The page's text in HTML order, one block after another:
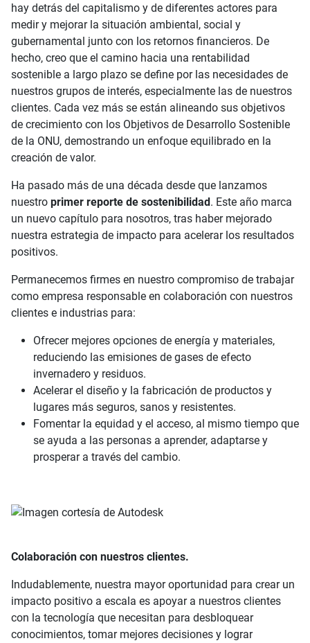
hay detrás del capitalismo y de diferentes actores para
medir y mejorar la situación ambiental, social y
gubernamental junto con los retornos financieros. De
hecho, creo que el camino hacia una rentabilidad
sostenible a largo plazo se define por las necesidades de
nuestros grupos de interés, especialmente las de nuestros
clientes. Cada vez más se están alineando sus objetivos
de crecimiento con los Objetivos de Desarrollo Sostenible
de la ONU, demostrando un enfoque equilibrado en la
creación de valor.
Ha pasado más de una década desde que lanzamos
nuestro primer reporte de sostenibilidad . Este año marca
un nuevo capítulo para nosotros, tras haber mejorado
nuestra estrategia de impacto para acelerar los resultados
positivos.
Permanecemos firmes en nuestro compromiso de trabajar
como empresa responsable en colaboración con nuestros
clientes e industrias para:
Ofrecer mejores opciones de energía y materiales,
reduciendo las emisiones de gases de efecto
invernadero y residuos.
Acelerar el diseño y la fabricación de productos y
lugares más seguros, sanos y resistentes.
Fomentar la equidad y el acceso, al mismo tiempo que
se ayuda a las personas a aprender, adaptarse y
prosperar a través del cambio.
Colaboración con nuestros clientes.
Indudablemente, nuestra mayor oportunidad para crear un
impacto positivo a escala es apoyar a nuestros clientes
con la tecnología que necesitan para desbloquear
conocimientos, tomar mejores decisiones y lograr